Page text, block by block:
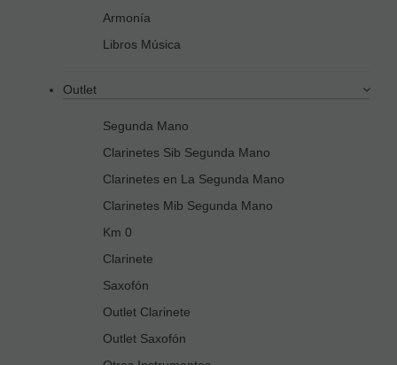
Armonía
Libros Música
Outlet
Segunda Mano
Clarinetes Sib Segunda Mano
Clarinetes en La Segunda Mano
Clarinetes Mib Segunda Mano
Km 0
Clarinete
Saxofón
Outlet Clarinete
Outlet Saxofón